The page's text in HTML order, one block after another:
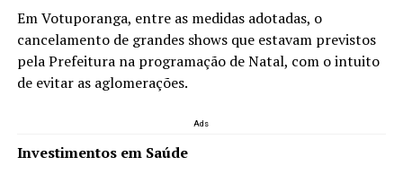
Em Votuporanga, entre as medidas adotadas, o
cancelamento de grandes shows que estavam previstos
pela Prefeitura na programação de Natal, com o intuito
de evitar as aglomerações.
Ads
Investimentos em Saúde